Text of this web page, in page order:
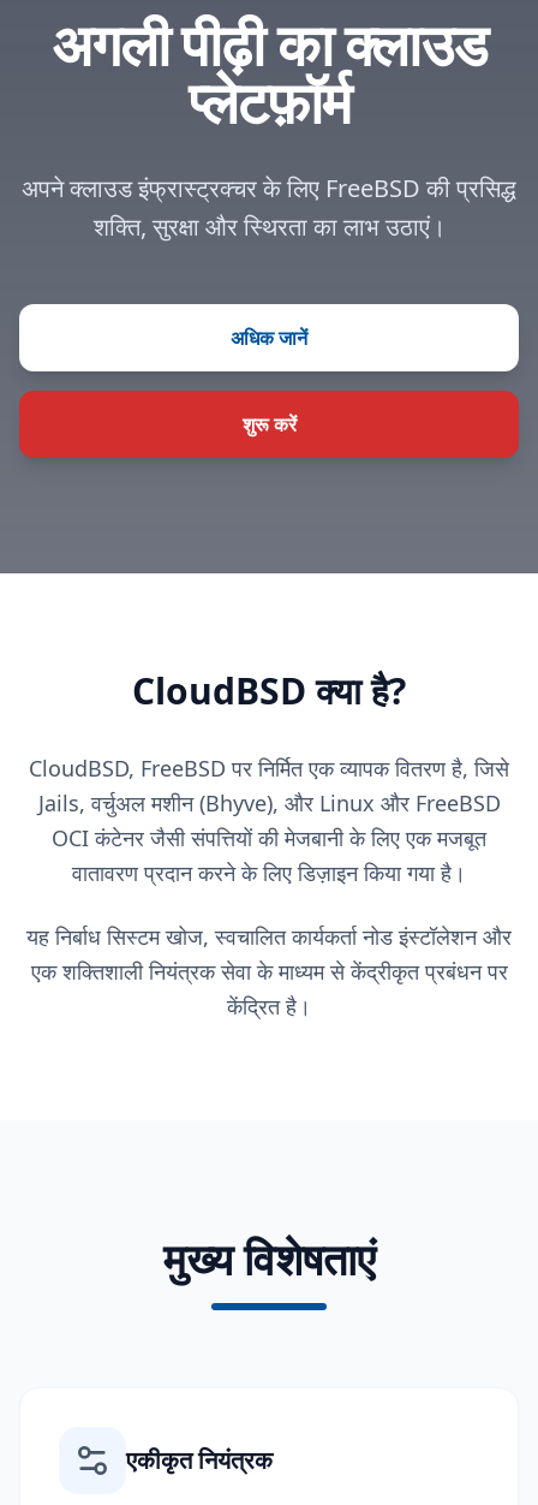
अगली पीढ़ी का क्लाउड
प्लेटफ़ॉर्म
अपने क्लाउड इंफ्रास्ट्रक्चर के लिए FreeBSD की प्रसिद्ध
शक्ति, सुरक्षा और स्थिरता का लाभ उठाएं।
अधिक जानें
शुरू करें
CloudBSD क्या है?
CloudBSD, FreeBSD पर निर्मित एक व्यापक वितरण है, जिसे
Jails, वर्चुअल मशीन (Bhyve), और Linux और FreeBSD
OCI कंटेनर जैसी संपत्तियों की मेजबानी के लिए एक मजबूत
वातावरण प्रदान करने के लिए डिज़ाइन किया गया है।
यह निर्बाध सिस्टम खोज, स्वचालित कार्यकर्ता नोड इंस्टॉलेशन और
एक शक्तिशाली नियंत्रक सेवा के माध्यम से केंद्रीकृत प्रबंधन पर
केंद्रित है।
मुख्य विशेषताएं
एकीकृत नियंत्रक